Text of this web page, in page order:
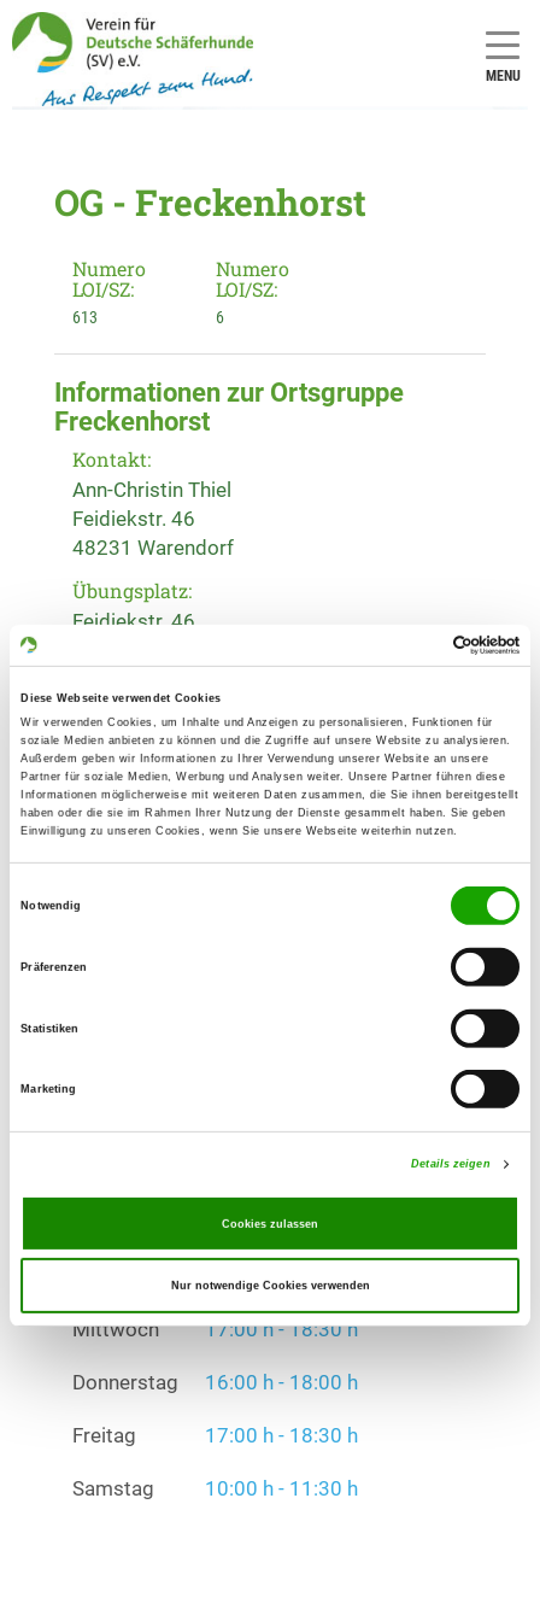
Diese Webseite verwendet Cookies
Wir verwenden Cookies, um Inhalte und Anzeigen zu personalisieren, Funktionen für
soziale Medien anbieten zu können und die Zugriffe auf unsere Website zu analysieren.
Außerdem geben wir Informationen zu Ihrer Verwendung unserer Website an unsere
Partner für soziale Medien, Werbung und Analysen weiter. Unsere Partner führen diese
Informationen möglicherweise mit weiteren Daten zusammen, die Sie ihnen bereitgestellt
haben oder die sie im Rahmen Ihrer Nutzung der Dienste gesammelt haben. Sie geben
Einwilligung zu unseren Cookies, wenn Sie unsere Webseite weiterhin nutzen.
Notwendig
Präferenzen
Statistiken
Marketing
Details zeigen
Cookies zulassen
Nur notwendige Cookies verwenden
MENU
OG - Freckenhorst
Numero
LOI/SZ:
613
Numero
LOI/SZ:
6
Informationen zur Ortsgruppe
Freckenhorst
Kontakt:
Ann-Christin Thiel
Feidiekstr. 46
48231 Warendorf
Übungsplatz:
Feidiekstr. 46
Handy:
017639909907
E-Mail:
info@sv-og-freckenhorst.de
Mittwoch
Donnerstag
Samstag 10:00 h - 11:30 h
Übungszeiten im Winter:
16:00 h - 18:00 h
Mittwoch 17:00 h - 18:30 h
Donnerstag 16:00 h - 18:00 h
Freitag 17:00 h - 18:30 h
Samstag 10:00 h - 11:30 h